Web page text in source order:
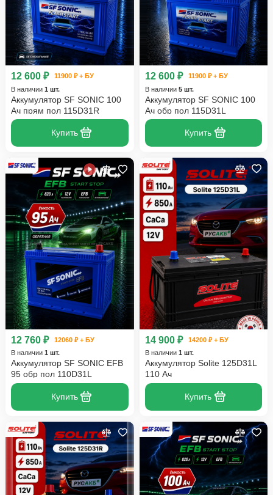
12 600 ₽
11900 ₽ + БУ
В наличии 1 шт.
Аккумулятор SF SONIC 100
Ач прям пол 115D31R
Купить
12 600 ₽
11900 ₽ + БУ
В наличии 5 шт.
Аккумулятор SF SONIC 100
Ач обр пол 115D31L
Купить
12 760 ₽
12060 ₽ + БУ
В наличии 1 шт.
Аккумулятор SF SONIC EFB
95 обр пол 110D31L
Купить
14 900 ₽
14200 ₽ + БУ
В наличии 1 шт.
Аккумулятор Solite 125D31L
110 Ач
Купить